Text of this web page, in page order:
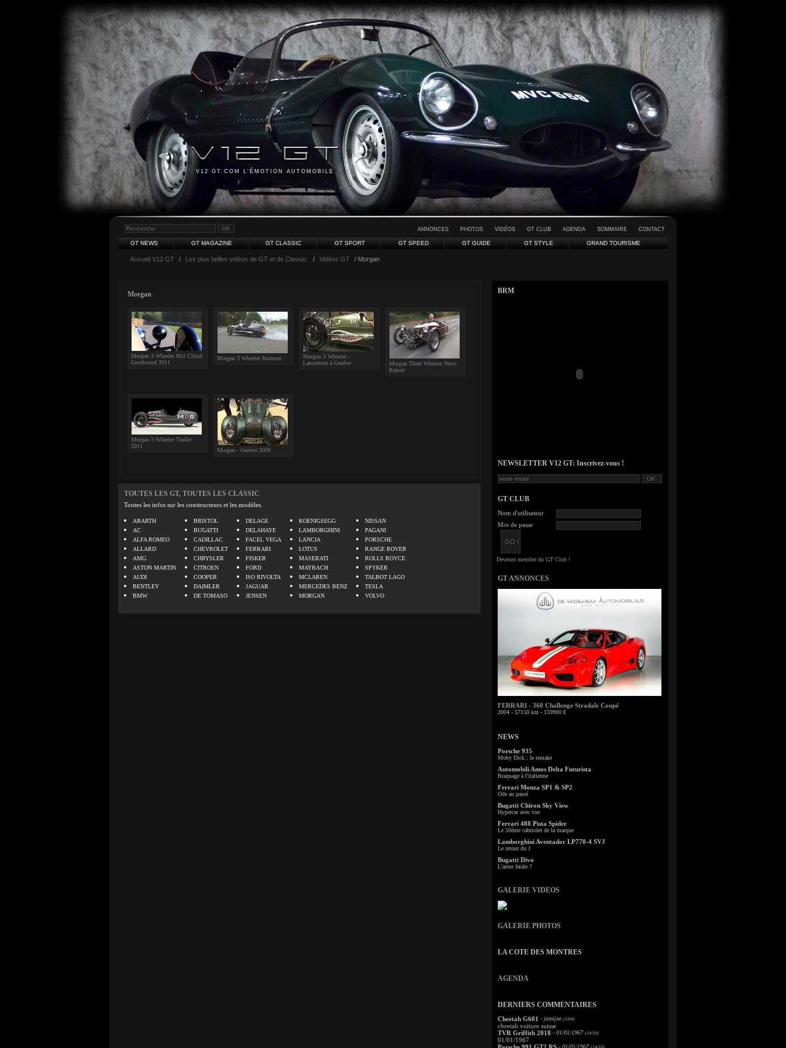
V12 GT.COM L'ÉMOTION AUTOMOBILE
ANNONCES PHOTOS VIDÉOS GT CLUB AGENDA SOMMAIRE CONTACT
GT NEWS GT MAGAZINE GT CLASSIC GT SPORT GT SPEED GT GUIDE GT STYLE GRAND TOURISME
Accueil V12 GT / Les plus belles vidéos de GT et de Classic. / Vidéos GT / Morgan
Morgan
Morgan 3 Wheeler Hill Climb
Goodwood 2011
Morgan 3 Wheeler Burnout
Morgan 3 Wheeler -
Lancement à Genève
Morgan Three Wheeler News
Report
Morgan 3 Wheeler Trailer
2011
Morgan - Genève 2009
TOUTES LES GT, TOUTES LES CLASSIC
Toutes les infos sur les constructeurs et les modèles.
ABARTH
AC
ALFA ROMEO
ALLARD
AMG
ASTON MARTIN
AUDI
BENTLEY
BMW
BRISTOL
BUGATTI
CADILLAC
CHEVROLET
CHRYSLER
CITROEN
COOPER
DAIMLER
DE TOMASO
DELAGE
DELAHAYE
FACEL VEGA
FERRARI
FISKER
FORD
ISO RIVOLTA
JAGUAR
JENSEN
KOENIGSEGG
LAMBORGHINI
LANCIA
LOTUS
MASERATI
MAYBACH
MCLAREN
MERCEDES BENZ
MORGAN
NISSAN
PAGANI
PORSCHE
RANGE ROVER
ROLLS ROYCE
SPYKER
TALBOT LAGO
TESLA
VOLVO
BRM
NEWSLETTER V12 GT: Inscrivez-vous !
GT CLUB
Nom d'utilisateur
Mot de passe
GT ANNONCES
FERRARI - 360 Challenge Stradale Coupé
2004 - 57150 km - 159900 €
NEWS
Porsche 935
Moby Dick : le remake
Automobili Amos Delta Futurista
Braquage à l'italienne
Ferrari Monza SP1 & SP2
Ode au passé
Bugatti Chiron Sky View
Hypercar avec vue
Ferrari 488 Pista Spider
Le 50ème cabriolet de la marque
Lamborghini Aventador LP770-4 SVJ
Le retour du J
Bugatti Divo
L'arme fatale ?
GALERIE VIDEOS
GALERIE PHOTOS
LA COTE DES MONTRES
AGENDA
DERNIERS COMMENTAIRES
Cheetah G601 - jamijoe (5/04)
cheetah voiture suisse
TVR Griffith 2018 - 01/01/1967 (14/10)
01/01/1967
- 01/01/1967